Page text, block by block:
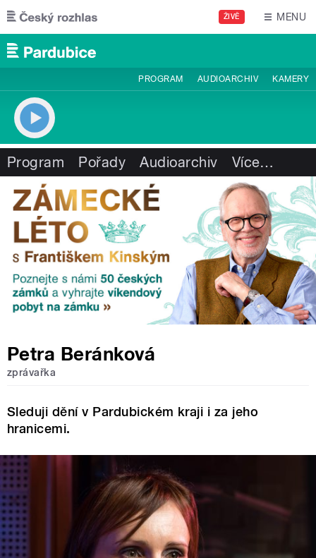
Přejít k hlavnímu obsahu
ŽIVĚ MENU
PROGRAM AUDIOARCHIV KAMERY
Program Pořady Audioarchiv Více…
Petra Beránková
zprávařka
Sleduji dění v Pardubickém kraji i za jeho
hranicemi.